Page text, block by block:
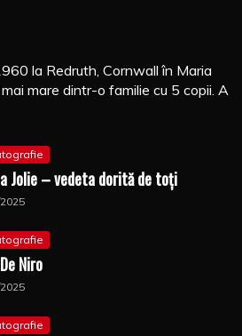
la Redruth, Cornwall în Maria
mare dintr-o familie cu 5 copii. A
Jolie – vedeta dorită de toți
Niro